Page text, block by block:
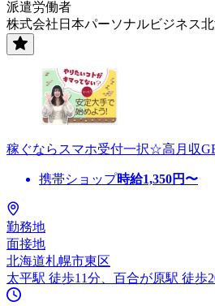
派遣労働者
株式会社日本パーソナルビジネス
稼ぐならスマホ受付一択☆高月収
携帯ショップ時給1,350円〜
勤務地
面接地
北海道札幌市東区
太平駅 徒歩11分、百合が原駅 徒歩